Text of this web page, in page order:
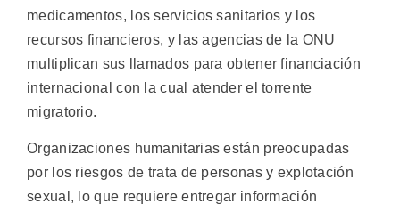
medicamentos, los servicios sanitarios y los
recursos financieros, y las agencias de la ONU
multiplican sus llamados para obtener financiación
internacional con la cual atender el torrente
migratorio.
Organizaciones humanitarias están preocupadas
por los riesgos de trata de personas y explotación
sexual, lo que requiere entregar información